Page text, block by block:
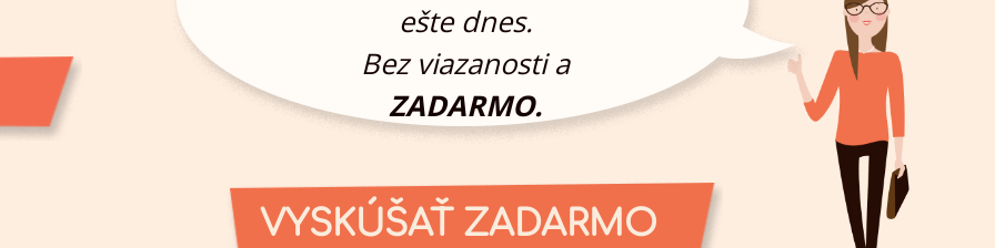
ešte dnes.
Bez viazanosti a
ZADARMO.
VYSKÚŠAŤ ZADARMO